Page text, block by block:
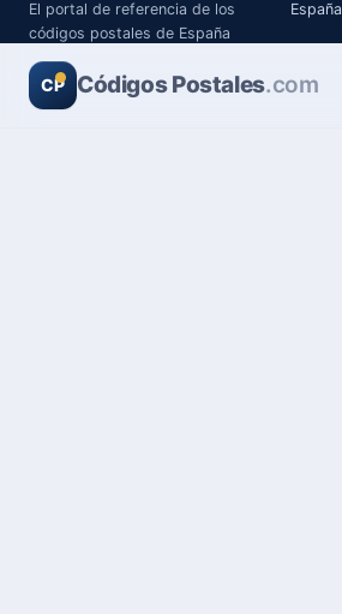
El portal de referencia de los
códigos postales de España
España
CP Códigos Postales.com